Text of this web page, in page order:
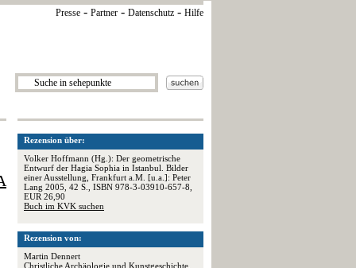
Presse - Partner - Datenschutz - Hilfe
Rezension über:
Volker Hoffmann (Hg.): Der geometrische
Entwurf der Hagia Sophia in Istanbul. Bilder
einer Ausstellung, Frankfurt a.M. [u.a.]: Peter
Lang 2005, 42 S., ISBN 978-3-03910-657-8,
EUR 26,90
Buch im KVK suchen
Rezension von:
Martin Dennert
Christliche Archäologie und Kunstgeschichte,